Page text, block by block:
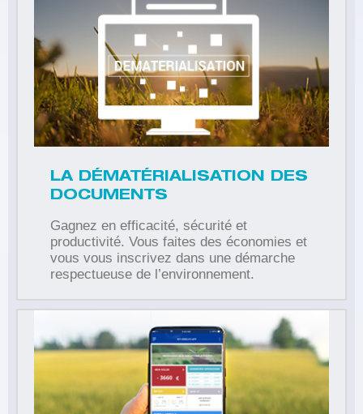
LA DÉMATÉRIALISATION DES
DOCUMENTS
Gagnez en efficacité, sécurité et
productivité. Vous faites des économies et
vous vous inscrivez dans une démarche
respectueuse de l’environnement.